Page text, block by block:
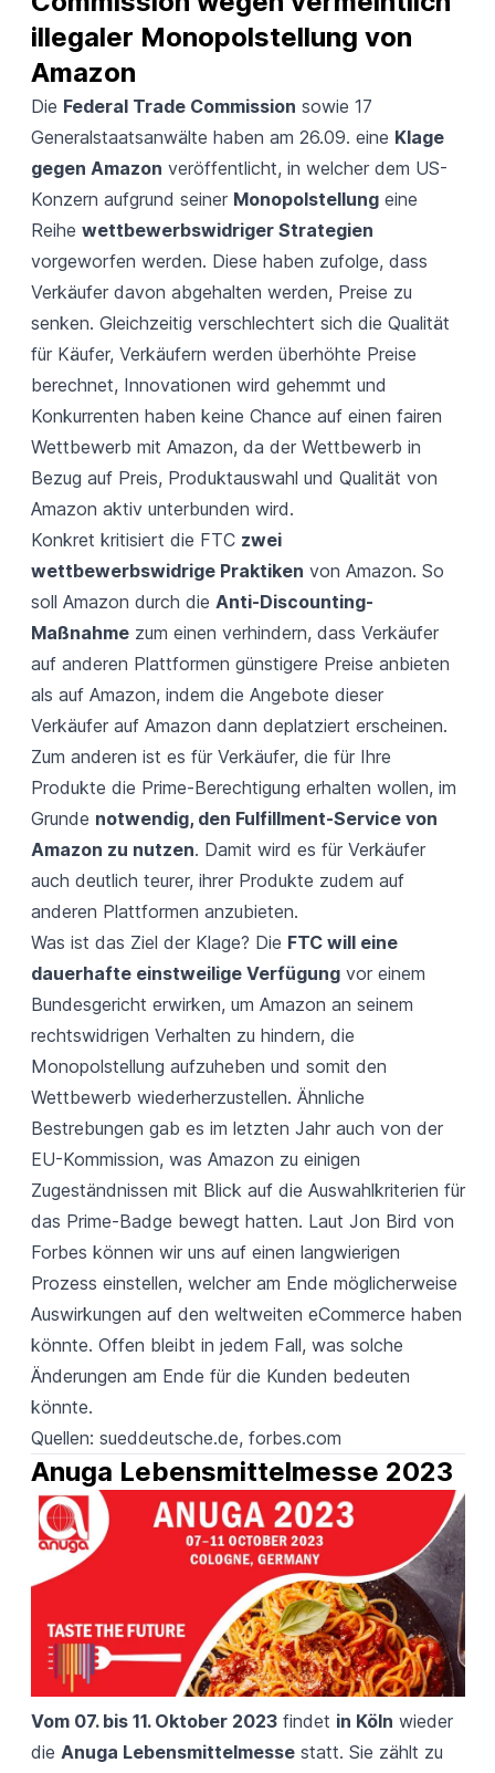
illegaler Monopolstellung von
Amazon
Die Federal Trade Commission sowie 17
Generalstaatsanwälte haben am 26.09. eine Klage
gegen Amazon veröffentlicht, in welcher dem US-
Konzern aufgrund seiner Monopolstellungeine
Reihe wettbewerbswidriger Strategien
vorgeworfen werden. Diese haben zufolge, dass
Verkäufer davon abgehalten werden, Preise zu
senken. Gleichzeitig verschlechtert sich die Qualität
für Käufer, Verkäufern werden überhöhte Preise
berechnet, Innovationen wird gehemmt und
Konkurrenten haben keine Chance auf einen fairen
Wettbewerb mit Amazon, da der Wettbewerb in
Bezug auf Preis, Produktauswahl und Qualität von
Amazon aktiv unterbunden wird.
Konkret kritisiert die FTC zwei
wettbewerbswidrige Praktiken von Amazon. So
soll Amazon durch die Anti-Discounting-
Maßnahmezum einen verhindern, dass Verkäufer
auf anderen Plattformen günstigere Preise anbieten
als auf Amazon, indem die Angebote dieser
Verkäufer auf Amazon dann deplatziert erscheinen.
Zum anderen ist es für Verkäufer, die für Ihre
Produkte die Prime-Berechtigung erhalten wollen, im
Grunde notwendig, den Fulfillment-Service von
Amazon zu nutzen. Damit wird es für Verkäufer
auch deutlich teurer, ihrer Produkte zudem auf
anderen Plattformen anzubieten.
Was ist das Ziel der Klage? Die FTC will eine
dauerhafte einstweilige Verfügungvor einem
Bundesgericht erwirken, um Amazon an seinem
rechtswidrigen Verhalten zu hindern, die
Monopolstellung aufzuheben und somit den
Wettbewerb wiederherzustellen. Ähnliche
Bestrebungen gab es im letzten Jahr auch von der
EU-Kommission, was Amazon zu einigen
Zugeständnissen mit Blick auf die Auswahlkriterien für
das Prime-Badge bewegt hatten. Laut Jon Bird von
Forbes können wir uns auf einen langwierigen
Prozess einstellen, welcher am Ende möglicherweise
Auswirkungen auf den weltweiten eCommerce haben
könnte. Offen bleibt in jedem Fall, was solche
Änderungen am Ende für die Kunden bedeuten
könnte.
Quellen: sueddeutsche.de, forbes.com
Anuga Lebensmittelmesse 2023
Vom 07. bis 11. Oktober 2023findet in Köln wieder
die Anuga Lebensmittelmessestatt. Sie zählt zu